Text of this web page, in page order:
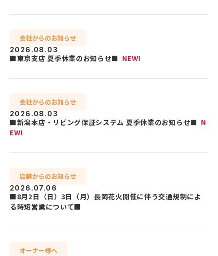
会社からのお知らせ
2026.08.03
■東京支店 夏季休業のお知らせ■ NEW!
会社からのお知らせ
2026.08.03
■新潟本店・リビング保証システム 夏季休業のお知らせ■ N
EW!
店舗からのお知らせ
2026.07.06
■8月2日（日）3日（月）長岡花火開催に伴う交通規制によ
る時短営業について■
オーナー様へ